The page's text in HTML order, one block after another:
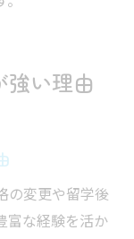
い理由
の変更や留学後
富な経験を活か